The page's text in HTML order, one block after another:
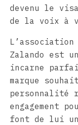
devenu le
de la voix à
Zalando est
incarne
marque
personnalité
engagement
font de lui